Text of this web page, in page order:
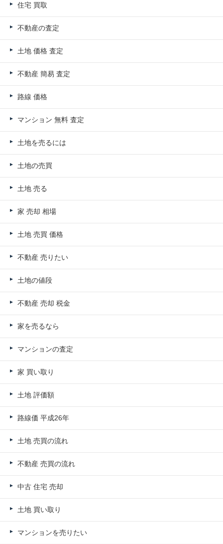
住宅 買取
不動産の査定
土地 価格 査定
不動産 簡易 査定
路線 価格
マンション 無料 査定
土地を売るには
土地の売買
土地 売る
家 売却 相場
土地 売買 価格
不動産 売りたい
土地の値段
不動産 売却 税金
家を売るなら
マンションの査定
家 買い取り
土地 評価額
路線価 平成26年
土地 売買の流れ
不動産 売買の流れ
中古 住宅 売却
土地 買い取り
マンションを売りたい